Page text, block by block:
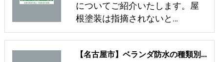
についてご紹介いたします。屋
根塗装は指摘されないと…
【名古屋市】ベランダ防水の種類別メリット・デメリットや費用以外の選び方